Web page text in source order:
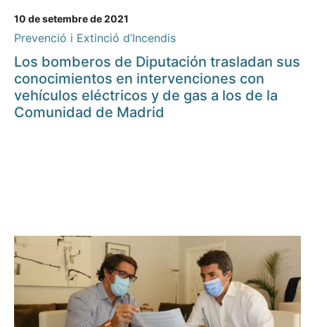
10 de setembre de 2021
Prevenció i Extinció d’Incendis
Los bomberos de Diputación trasladan sus
conocimientos en intervenciones con
vehículos eléctricos y de gas a los de la
Comunidad de Madrid